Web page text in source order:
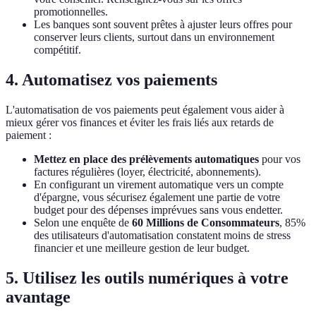
promotionnelles.
Les banques sont souvent prêtes à ajuster leurs offres pour
conserver leurs clients, surtout dans un environnement
compétitif.
4. Automatisez vos paiements
L'automatisation de vos paiements peut également vous aider à
mieux gérer vos finances et éviter les frais liés aux retards de
paiement :
Mettez en place des prélèvements automatiques pour vos
factures régulières (loyer, électricité, abonnements).
En configurant un virement automatique vers un compte
d'épargne, vous sécurisez également une partie de votre
budget pour des dépenses imprévues sans vous endetter.
Selon une enquête de 60 Millions de Consommateurs, 85%
des utilisateurs d'automatisation constatent moins de stress
financier et une meilleure gestion de leur budget.
5. Utilisez les outils numériques à votre
avantage